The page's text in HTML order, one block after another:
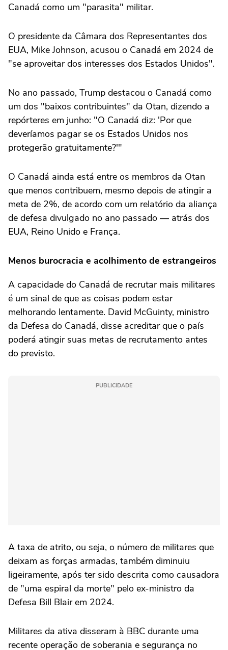
Canadá como um "parasita" militar.
O presidente da Câmara dos Representantes dos
EUA, Mike Johnson, acusou o Canadá em 2024 de
"se aproveitar dos interesses dos Estados Unidos".
No ano passado, Trump destacou o Canadá como
um dos "baixos contribuintes" da Otan, dizendo a
repórteres em junho: "O Canadá diz: 'Por que
deveríamos pagar se os Estados Unidos nos
protegerão gratuitamente?'"
O Canadá ainda está entre os membros da Otan
que menos contribuem, mesmo depois de atingir a
meta de 2%, de acordo com um relatório da aliança
de defesa divulgado no ano passado — atrás dos
EUA, Reino Unido e França.
Menos burocracia e acolhimento de estrangeiros
A capacidade do Canadá de recrutar mais militares
é um sinal de que as coisas podem estar
melhorando lentamente. David McGuinty, ministro
da Defesa do Canadá, disse acreditar que o país
poderá atingir suas metas de recrutamento antes
do previsto.
PUBLICIDADE
A taxa de atrito, ou seja, o número de militares que
deixam as forças armadas, também diminuiu
ligeiramente, após ter sido descrita como causadora
de "uma espiral da morte" pelo ex-ministro da
Defesa Bill Blair em 2024.
Militares da ativa disseram à BBC durante uma
recente operação de soberania e segurança no